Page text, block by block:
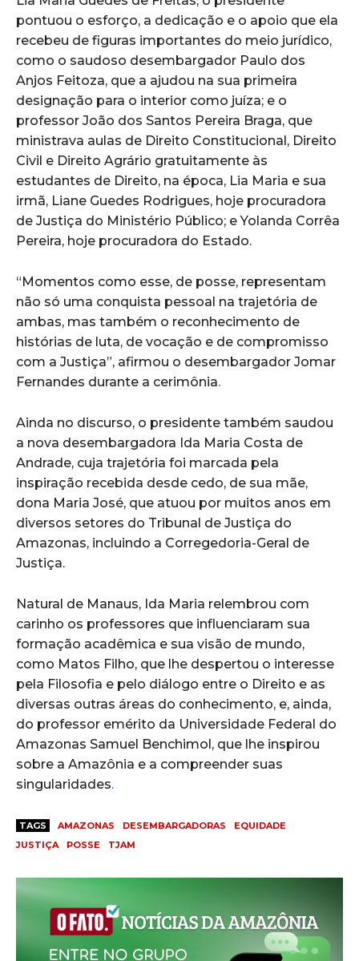
pontuou o esforço, a dedicação e o apoio que ela
recebeu de figuras importantes do meio jurídico,
como o saudoso desembargador Paulo dos
Anjos Feitoza, que a ajudou na sua primeira
designação para o interior como juíza; e o
professor João dos Santos Pereira Braga, que
ministrava aulas de Direito Constitucional, Direito
Civil e Direito Agrário gratuitamente às
estudantes de Direito, na época, Lia Maria e sua
irmã, Liane Guedes Rodrigues, hoje procuradora
de Justiça do Ministério Público; e Yolanda Corrêa
Pereira, hoje procuradora do Estado.
“Momentos como esse, de posse, representam
não só uma conquista pessoal na trajetória de
ambas, mas também o reconhecimento de
histórias de luta, de vocação e de compromisso
com a Justiça”, afirmou o desembargador Jomar
Fernandes durante a cerimônia.
Ainda no discurso, o presidente também saudou
a nova desembargadora Ida Maria Costa de
Andrade, cuja trajetória foi marcada pela
inspiração recebida desde cedo, de sua mãe,
dona Maria José, que atuou por muitos anos em
diversos setores do Tribunal de Justiça do
Amazonas, incluindo a Corregedoria-Geral de
Justiça.
Natural de Manaus, Ida Maria relembrou com
carinho os professores que influenciaram sua
formação acadêmica e sua visão de mundo,
como Matos Filho, que lhe despertou o interesse
pela Filosofia e pelo diálogo entre o Direito e as
diversas outras áreas do conhecimento, e, ainda,
do professor emérito da Universidade Federal do
Amazonas Samuel Benchimol, que lhe inspirou
sobre a Amazônia e a compreender suas
singularidades.
TAGS AMAZONAS DESEMBARGADORAS
EQUIDADE
JUSTIÇA
POSSE TJAM